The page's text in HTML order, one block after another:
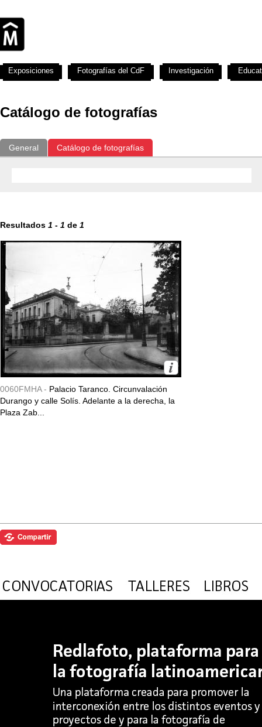
Catálogo de fotografías
General Catálogo de fotografías
Resultados 1 - 1 de 1
0060FMHA - Palacio Taranco. Circunvalación
Durango y calle Solís. Adelante a la derecha, la
Plaza Zab...
Exposiciones Fotografías del CdF Investigación